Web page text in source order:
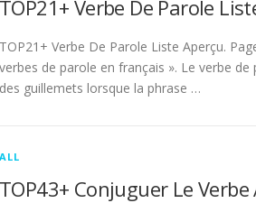
TOP21+ Verbe De Parole
TOP21+ Verbe De Parole Liste Aperçu.
verbes de parole en français ». Le verbe
des guillemets lorsque la phrase …
ALL
TOP43+ Conjuguer Le